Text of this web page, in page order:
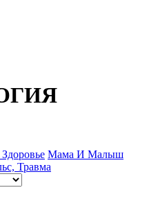
Мама И Малыш
Травма